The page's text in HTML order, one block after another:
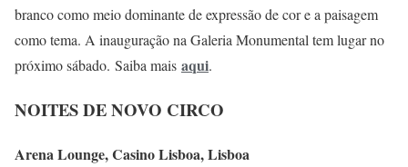
branco como meio dominante de expressão de cor e a paisagem
como tema. A inauguração na Galeria Monumental tem lugar no
próximo sábado. Saiba mais aqui.
NOITES DE NOVO CIRCO
Arena Lounge, Casino Lisboa, Lisboa